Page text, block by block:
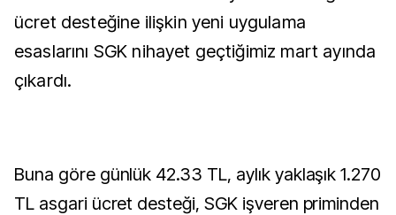
ücret desteğine ilişkin yeni uygulama
esaslarını SGK nihayet geçtiğimiz mart ayında
çıkardı.
Buna göre günlük 42.33 TL, aylık yaklaşık 1.270
TL asgari ücret desteği, SGK işveren priminden